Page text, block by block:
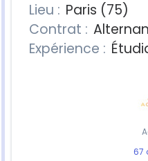
Lieu : Paris (75)
Contrat :
Expérience :
67